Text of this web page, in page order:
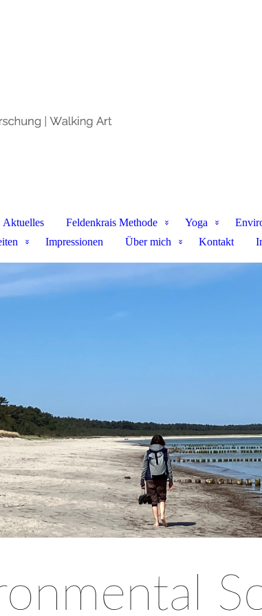
Aktuelles Feldenkrais Methode Yoga
Impressionen Über mich Kontakt